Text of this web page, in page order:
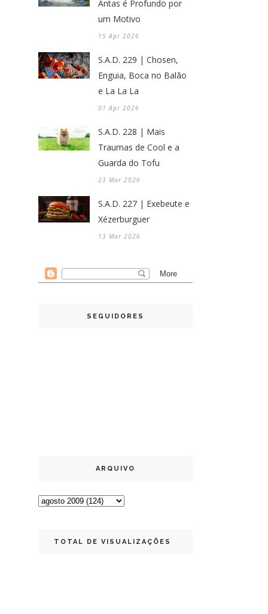
Antas é Profundo por
um Motivo
15 Apr 2026
S.A.D. 229 | Chosen,
Enguia, Boca no Balão
e La La La
01 Apr 2026
S.A.D. 228 | Mais
Traumas de Cool e a
Guarda do Tofu
23 Mar 2026
S.A.D. 227 | Exebeute e
Xézerburguer
13 Mar 2026
SEGUIDORES
ARQUIVO
TOTAL DE VISUALIZAÇÕES